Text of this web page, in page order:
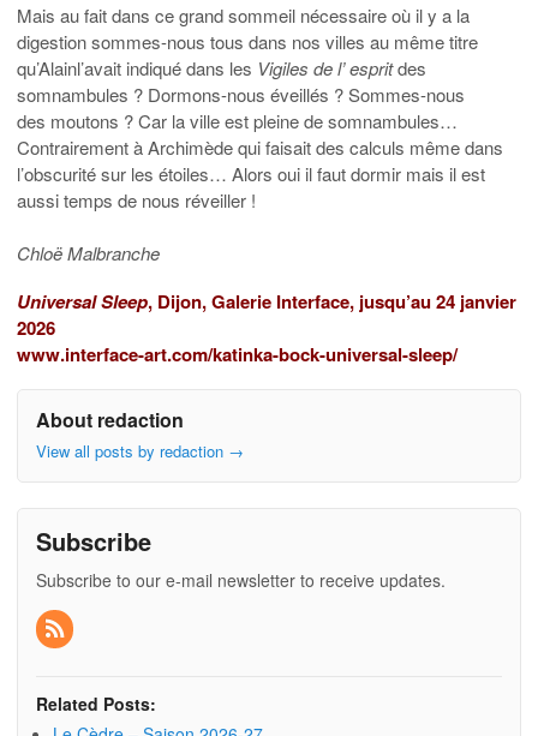
Mais au fait dans ce grand sommeil nécessaire où il y a la
digestion sommes-nous tous dans nos villes au même titre
qu’Alainl’avait indiqué dans les Vigiles del’ espritdes
somnambules ? Dormons-nous éveillés ?Sommes-nous
des moutons ?Car la ville estpleinede somnambules…
Contrairement à Archimède qui faisaitdes calculs même dans
l’obscurité sur les étoiles… Alors oui il faut dormir mais il est
aussi temps de nous réveiller !
Chloë Malbranche
Universal Sleep, Dijon, Galerie Interface, jusqu’au 24 janvier
2026
www.interface-art.com/katinka-bock-universal-sleep/
About redaction
View all posts by redaction →
Subscribe
Subscribe to our e-mail newsletter to receive updates.
Related Posts: